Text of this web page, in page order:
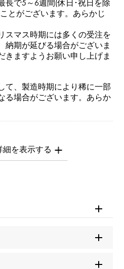
長で5～6週間(休日･祝日を除
とがございます。あらかじ
スマス時期には多くの受注を
納期が延びる場合がございま
きますようお願い申し上げま
て、製造時期により稀に一部
る場合がございます。あらか
ニシャルペンダントトップ